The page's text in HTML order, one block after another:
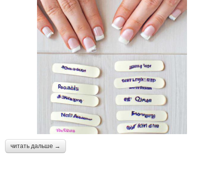
читать дальше →